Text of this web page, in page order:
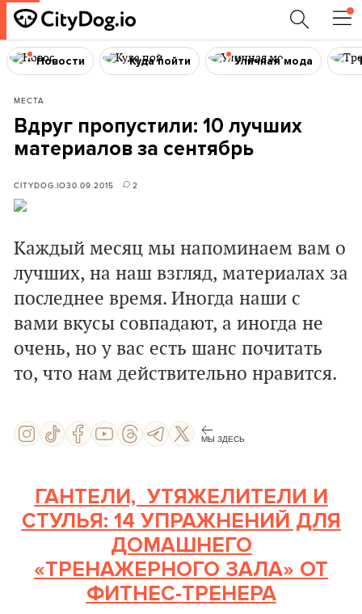
Новости Куда пойти Уличная мода
МЕСТА
Вдруг пропустили: 10 лучших
материалов за сентябрь
CITYDOG.IO30.09.2015 2
Каждый месяц мы напоминаем вам о
лучших, на наш взгляд, материалах за
последнее время. Иногда наши с
вами вкусы совпадают, а иногда не
очень, но у вас есть шанс почитать
то, что нам действительно нравится.
МЫ ЗДЕСЬ
ГАНТЕЛИ, УТЯЖЕЛИТЕЛИ И
СТУЛЬЯ: 14 УПРАЖНЕНИЙ ДЛЯ
ДОМАШНЕГО
«ТРЕНАЖЕРНОГО ЗАЛА» ОТ
ФИТНЕС-ТРЕНЕРА